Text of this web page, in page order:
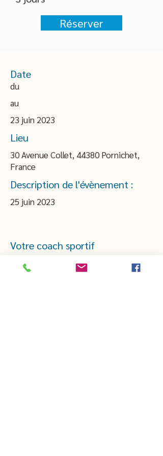
Réserver
Date
du
au
23 juin 2023
Lieu
30 Avenue Collet, 44380 Pornichet,
France
Description de l'évènement :
25 juin 2023
Votre coach sportif